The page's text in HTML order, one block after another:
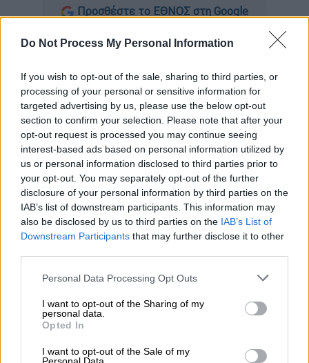
Do Not Process My Personal Information
If you wish to opt-out of the sale, sharing to third parties, or
processing of your personal or sensitive information for
targeted advertising by us, please use the below opt-out
section to confirm your selection. Please note that after your
opt-out request is processed you may continue seeing
interest-based ads based on personal information utilized by
us or personal information disclosed to third parties prior to
your opt-out. You may separately opt-out of the further
disclosure of your personal information by third parties on the
IAB’s list of downstream participants. This information may
also be disclosed by us to third parties on the IAB’s List of
Downstream Participants that may further disclose it to other
Please note that this website/app uses one or more Google
not limited to your visit or usage behaviour. You may click to
grant or deny consent to Google and its third-party tags to
use your data for below specified purposes in below Google
consent section.
Personal Data Processing Opt Outs
I want to opt-out of the Sharing of my
personal data.
Opted In
I want to opt-out of the Sale of my
Προσθέστε το ΕΘΝΟΣ στη Google
Μεγάληφωτιά ξέσπασε τις πρώτες πρωινές
τηςΝέας Σμύρνης που βρίσκεται επί της
Ελευθερίου Βενιζέλου. Υπάλληλος μιλάει για
εμπρησμό ενώ στο νοσοκομείο
μεταφέρθηκαν ένας άνδρας και ένα μωράκι
για προληπτικούς λόγους.
Εργαζόμενοςτου εστιατορίου, μιλώντας στο
OPEN και τον Φάνη Καραμπατσάκη, δήλωσε
πως πρόκειται γιαεμπρησμό.